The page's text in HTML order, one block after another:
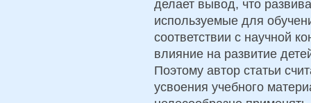
делает вывод, что
используемые для
соответствии с научной
влияние на развитие
Поэтому автор статьи
усвоения учебного